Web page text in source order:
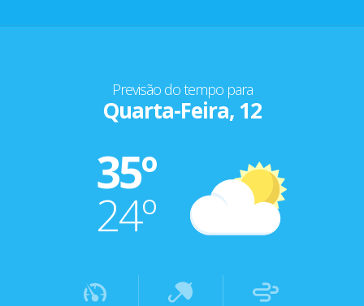
Previsão do tempo para
Quarta-Feira, 12
35º
24º